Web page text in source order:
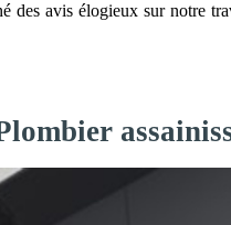
des avis élogieux sur notre